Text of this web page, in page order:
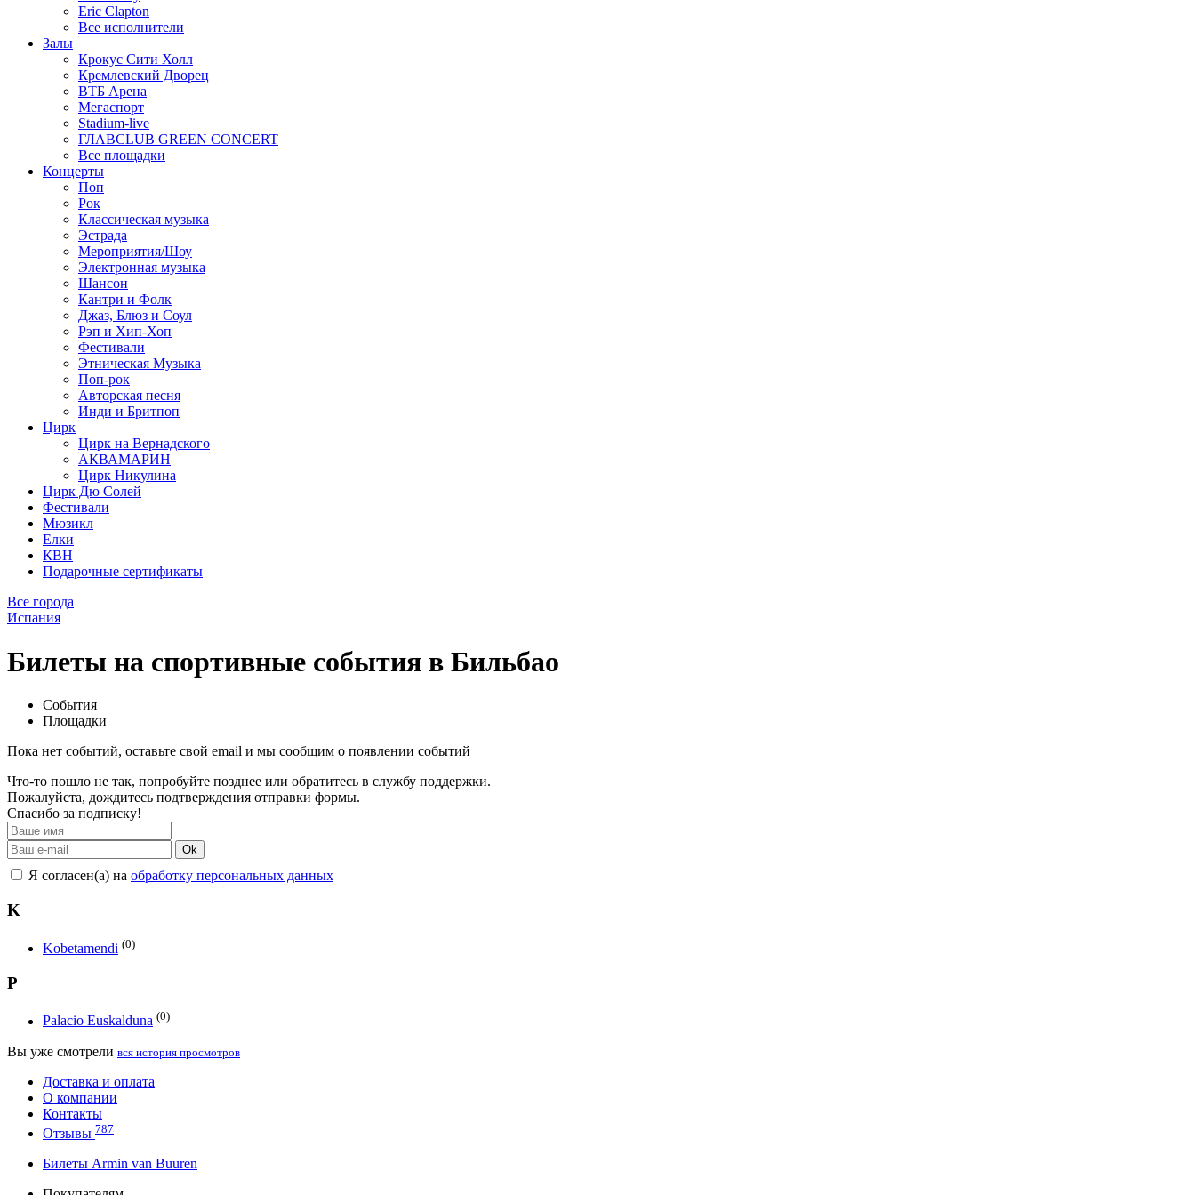
Eric Clapton
Все исполнители
Залы
Крокус Сити Холл
Кремлевский Дворец
ВТБ Арена
Мегаспорт
Stadium-live
ГЛАВCLUB GREEN CONCERT
Все площадки
Концерты
Поп
Рок
Классическая музыка
Эстрада
Мероприятия/Шоу
Электронная музыка
Шансон
Кантри и Фолк
Джаз, Блюз и Соул
Рэп и Хип-Хоп
Фестивали
Этническая Музыка
Поп-рок
Авторская песня
Инди и Бритпоп
Цирк
Цирк на Вернадского
АКВАМАРИН
Цирк Никулина
Цирк Дю Солей
Фестивали
Мюзикл
Елки
КВН
Подарочные сертификаты
Все города
Испания
Билеты на спортивные события в Бильбао
События
Площадки
Пока нет событий, оставьте свой email и мы сообщим о появлении событий
Что-то пошло не так, попробуйте позднее или обратитесь в службу поддержки.
Пожалуйста, дождитесь подтверждения отправки формы.
Спасибо за подписку!
Ok
Я согласен(а) на обработку персональных данных
K
Kobetamendi (0)
P
Palacio Euskalduna (0)
Вы уже смотрели вся история просмотров
Доставка и оплата
О компании
Контакты
Отзывы 787
Билеты Armin van Buuren